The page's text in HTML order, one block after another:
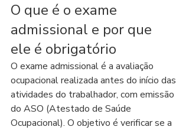
O que é o exame
admissional e por que
ele é obrigatório
O exame admissional é a avaliação
ocupacional realizada antes do início das
atividades do trabalhador, com emissão
do ASO (Atestado de Saúde
Ocupacional). O objetivo é verificar se a